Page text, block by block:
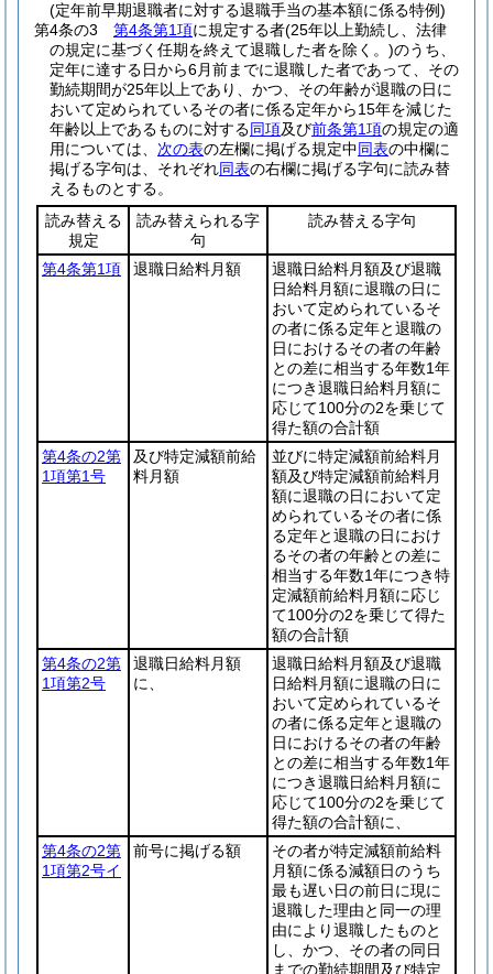
(定年前早期退職者に対する退職手当の基本額に係る特例)
第4条の3
第4条第1項に規定する者(25年以上勤続し、法律
の規定に基づく任期を終えて退職した者を除く。)のうち、
定年に達する日から6月前までに退職した者であって、その
勤続期間が25年以上であり、かつ、その年齢が退職の日に
おいて定められているその者に係る定年から15年を減じた
年齢以上であるものに対する同項及び前条第1項の規定の適
用については、 次の表の左欄に掲げる規定中同表の中欄に
掲げる字句は、それぞれ同表の右欄に掲げる字句に読み替
えるものとする。
読み替える
規定
読み替えられる字
句
読み替える字句
第4条第1項 退職日給料月額
退職日給料月額及び退職
日給料月額に退職の日に
おいて定められているそ
の者に係る定年と退職の
日におけるその者の年齢
との差に相当する年数1年
につき退職日給料月額に
応じて100分の2を乗じて
得た額の合計額
第4条の2第
1項第1号
及び特定減額前給
料月額
並びに特定減額前給料月
額及び特定減額前給料月
額に退職の日において定
められているその者に係
る定年と退職の日におけ
るその者の年齢との差に
相当する年数1年につき特
定減額前給料月額に応じ
て100分の2を乗じて得た
額の合計額
第4条の2第
1項第2号
退職日給料月額
に、
退職日給料月額及び退職
日給料月額に退職の日に
おいて定められているそ
の者に係る定年と退職の
日におけるその者の年齢
との差に相当する年数1年
につき退職日給料月額に
応じて100分の2を乗じて
得た額の合計額に、
第4条の2第
1項第2号イ
前号に掲げる額
その者が特定減額前給料
月額に係る減額日のうち
最も遅い日の前日に現に
退職した理由と同一の理
由により退職したものと
し、かつ、その者の同日
までの勤続期間及び特定